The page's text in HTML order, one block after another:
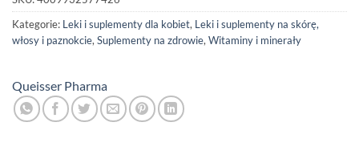
Kategorie: Leki i suplementy dla kobiet, Leki i suplementy na skórę,
włosy i paznokcie, Suplementy na zdrowie, Witaminy i minerały
Queisser Pharma